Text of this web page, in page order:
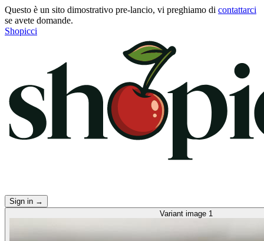
Questo è un sito dimostrativo pre-lancio, vi preghiamo di contattarci
se avete domande.
Shopicci
Sign in →
Variant image 1